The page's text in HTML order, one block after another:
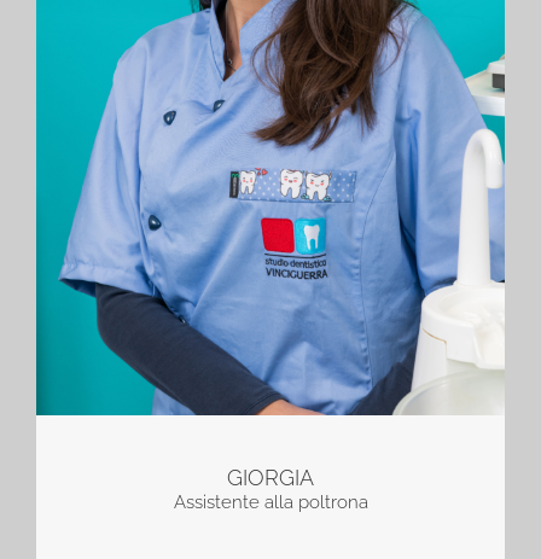
GIORGIA
Assistente alla poltrona